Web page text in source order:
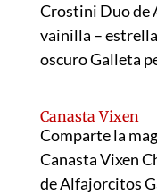
Crostini Duo de
vainilla –
oscuro Galleta
Canasta Vixen
Comparte la
Canasta Vixen
de Alfajorcitos